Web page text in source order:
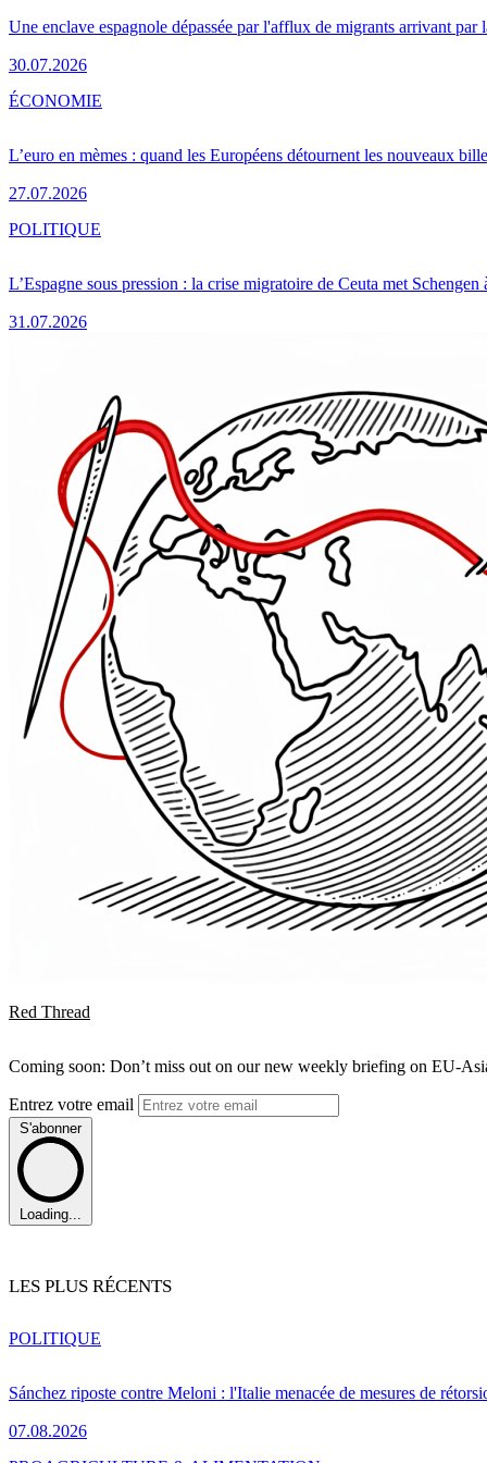
Une enclave espagnole dépassée par l'afflux de migrants arrivant par
30.07.2026
L’euro en mèmes : quand les Européens détournent les nouveaux
27.07.2026
ÉCONOMIE
L’Espagne sous pression : la crise migratoire de Ceuta met Schengen
31.07.2026
POLITIQUE
Red Thread
Coming soon: Don’t miss out on our new weekly briefing on EU-
Entrez votre email
S'abonner
Loading...
LES PLUS RÉCENTS
Sánchez riposte contre Meloni : l'Italie menacée de mesures de
07.08.2026
POLITIQUE